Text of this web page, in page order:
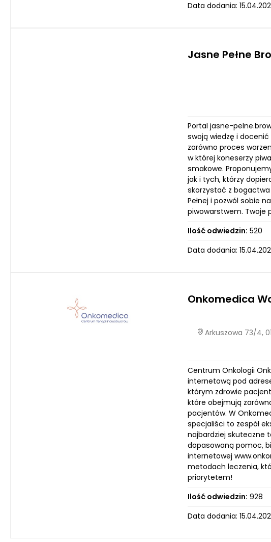
Data dodania:
Jasne Pełne
Portal jasne-
swoją wiedzę i
zarówno proces
w której koneserzy
smakowe.
jak i tych, którzy
skorzystać z
Pełnej i pozwól sobie
piwowarstwem. Twoje
Ilość odwiedzin: 520
Data dodania:
Onkomedica
Arkuszowa 73/4,
Centrum Onkologii
internetową pod
którym zdrowie
które obejmują
pacjentów. W
specjaliści to zespół
najbardziej skuteczne
dopasowaną pomoc,
internetowej
metodach leczenia,
priorytetem!
Ilość odwiedzin: 928
Data dodania: